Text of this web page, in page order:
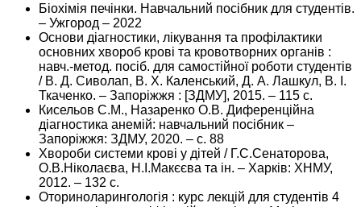
Біохімія печінки. Навчальний посібник для студентів.
– Ужгород – 2022
Основи діагностики, лікування та профілактики
основних хвороб крові та кровотворних органів :
навч.-метод. посіб. для самостійної роботи студентів
/ В. Д. Сиволап, В. Х. Каленський, Д. А. Лашкул, В. І.
Ткаченко. – Запоріжжя : [ЗДМУ], 2015. – 115 с.
Кисельов С.М., Назаренко О.В. Диференційна
діагностика анемій: навчальний посібник –
Запоріжжя: ЗДМУ, 2020. – с. 88
Хвороби системи крові у дітей / Г.С.Сенаторова,
О.В.Ніколаєва, Н.І.Макєєва та ін. – Харків: ХНМУ,
2012. – 132 с.
Оториноларингологія : курс лекцій для студентів 4